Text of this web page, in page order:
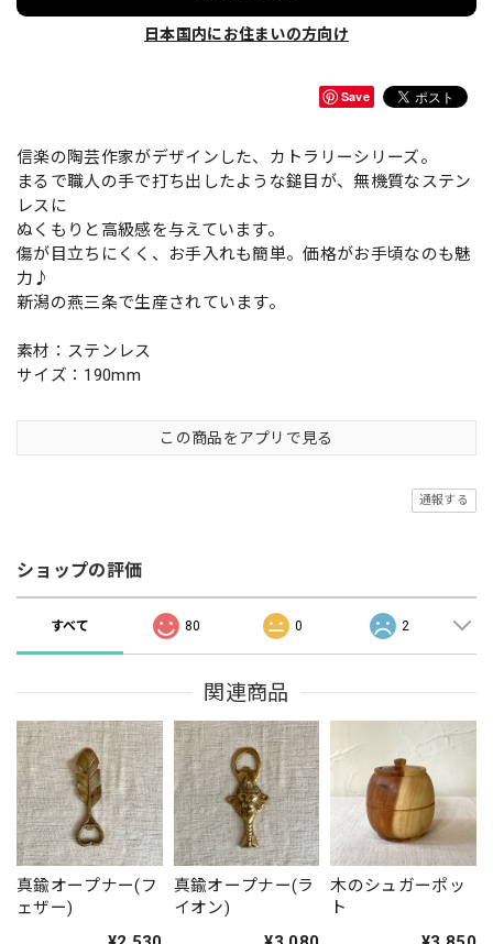
日本国内にお住まいの方向け
Save
信楽の陶芸作家がデザインした、カトラリーシリーズ。
まるで職人の手で打ち出したような鎚目が、無機質なステン
レスに
ぬくもりと高級感を与えています。
傷が目立ちにくく、お手入れも簡単。価格がお手頃なのも魅
力♪
新潟の燕三条で生産されています。
素材：ステンレス
サイズ：190mm
この商品をアプリで見る
通報する
ショップの評価
すべて 80 0 2
関連商品
真鍮オープナー(フ
ェザー)
真鍮オープナー(ラ
イオン)
木のシュガーポッ
ト